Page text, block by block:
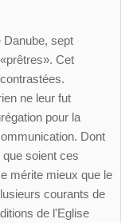
Danube, sept
Cet
ne leur fut
pour la
Dont
soient ces
mérite mieux que le
courants de
de l'Eglise